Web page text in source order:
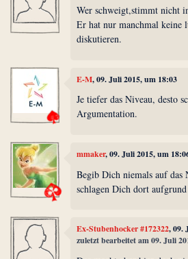
Wer schweigt,stimmt nicht
Er hat nur manchmal keine
diskutieren.
E-M, 09. Juli 2015, um 18:03
Je tiefer das Niveau, desto
Argumentation.
mmaker, 09. Juli 2015, um
Begib Dich niemals auf
schlagen Dich dort
Ex-Stubenhocker #172322, 09.
zuletzt bearbeitet am 09. Juli